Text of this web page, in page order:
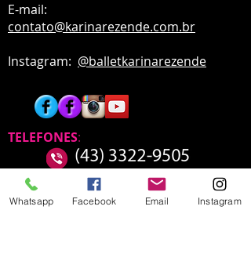
E-mail:
contato@karinarezende.com.br
Instagram: @balletkarinarezende
TELEFONES:
Whatsapp Facebook Email Instagram